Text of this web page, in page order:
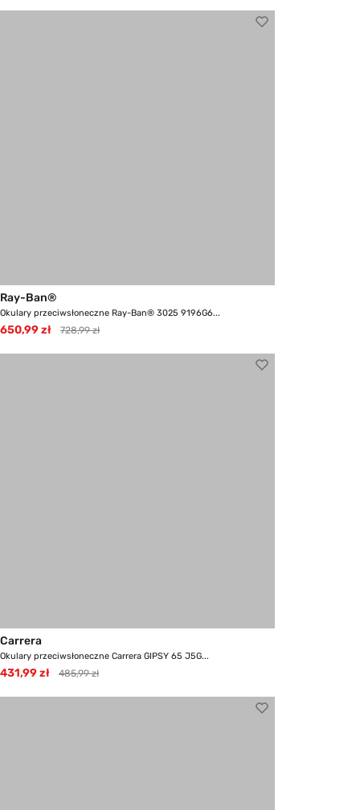
Ray-Ban®
Okulary przeciwsłoneczne Ray-Ban® 3025 9196G6...
650,99 zł 728,99 zł
Carrera
Okulary przeciwsłoneczne Carrera GIPSY 65 J5G...
431,99 zł 485,99 zł